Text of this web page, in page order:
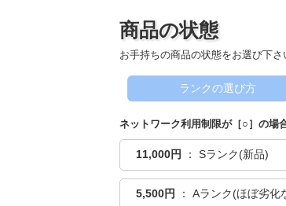
商品の状態
お手持ちの商品の状態をお選び下さ
ランクの選び方
ネットワーク利用制限が［○］の場
11,000円 ： Sランク(新品)
5,500円 ： Aランク(ほぼ劣化